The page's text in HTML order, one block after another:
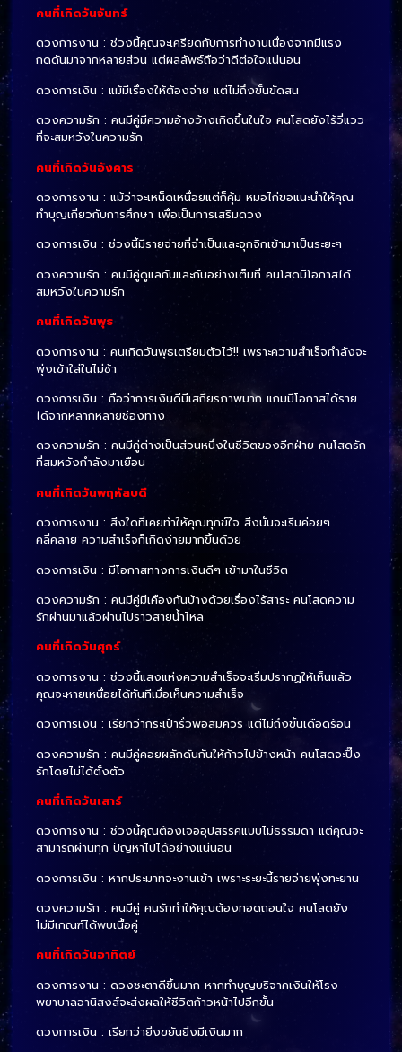
คนที่เกิดวันจันทร์
ดวงการงาน : ช่วงนี้คุณจะเครียดกับการทำงานเนื่องจากมีแรง
กดดันมาจากหลายส่วน แต่ผลลัพธ์ถือว่าดีต่อใจแน่นอน
ดวงการเงิน : แม้มีเรื่องให้ต้องจ่าย แต่ไม่ถึงขั้นขัดสน
ดวงความรัก : คนมีคู่มีความอ้างว้างเกิดขึ้นในใจ คนโสดยังไร้วี่แวว
ที่จะสมหวังในความรัก
คนที่เกิดวันอังคาร
ดวงการงาน : แม้ว่าจะเหน็ดเหนื่อยแต่ก็คุ้ม หมอไก่ขอแนะนำให้คุณ
ทำบุญเกี่ยวกับการศึกษา เพื่อเป็นการเสริมดวง
ดวงการเงิน : ช่วงนี้มีรายจ่ายที่จำเป็นและจุกจิกเข้ามาเป็นระยะๆ
ดวงความรัก : คนมีคู่ดูแลกันและกันอย่างเต็มที่ คนโสดมีโอกาสได้
สมหวังในความรัก
คนที่เกิดวันพุธ
ดวงการงาน : คนเกิดวันพุธเตรียมตัวไว้!! เพราะความสำเร็จกำลังจะ
พุ่งเข้าใส่ในไม่ช้า
ดวงการเงิน : ถือว่าการเงินดีมีเสถียรภาพมาก แถมมีโอกาสได้ราย
ได้จากหลากหลายช่องทาง
ดวงความรัก : คนมีคู่ต่างเป็นส่วนหนึ่งในชีวิตของอีกฝ่าย คนโสดรัก
ที่สมหวังกำลังมาเยือน
คนที่เกิดวันพฤหัสบดี
ดวงการงาน : สิ่งใดที่เคยทำให้คุณทุกข์ใจ สิ่งนั้นจะเริ่มค่อยๆ
คลี่คลาย ความสำเร็จก็เกิดง่ายมากขึ้นด้วย
ดวงการเงิน : มีโอกาสทางการเงินดีๆ เข้ามาในชีวิต
ดวงความรัก : คนมีคู่มีเคืองกันบ้างด้วยเรื่องไร้สาระ คนโสดความ
รักผ่านมาแล้วผ่านไปราวสายน้ำไหล
คนที่เกิดวันศุกร์
ดวงการงาน : ช่วงนี้แสงแห่งความสำเร็จจะเริ่มปรากฏให้เห็นแล้ว
คุณจะหายเหนื่อยได้ทันทีเมื่อเห็นความสำเร็จ
ดวงการเงิน : เรียกว่ากระเป๋ารั่วพอสมควร แต่ไม่ถึงขั้นเดือดร้อน
ดวงความรัก : คนมีคู่คอยผลักดันกันให้ก้าวไปข้างหน้า คนโสดจะปิ๊ง
รักโดยไม่ได้ตั้งตัว
คนที่เกิดวันเสาร์
ดวงการงาน : ช่วงนี้คุณต้องเจออุปสรรคแบบไม่ธรรมดา แต่คุณจะ
สามารถผ่านทุก ปัญหาไปได้อย่างแน่นอน
ดวงการเงิน : หากประมาทจะงานเข้า เพราะระยะนี้รายจ่ายพุ่งทะยาน
ดวงความรัก : คนมีคู่ คนรักทำให้คุณต้องทอดถอนใจ คนโสดยัง
ไม่มีเกณฑ์ได้พบเนื้อคู่
คนที่เกิดวันอาทิตย์
ดวงการงาน : ดวงชะตาดีขึ้นมาก หากทำบุญบริจาคเงินให้โรง
พยาบาลอานิสงส์จะส่งผลให้ชีวิตก้าวหน้าไปอีกขั้น
ดวงการเงิน : เรียกว่ายิ่งขยันยิ่งมีเงินมาก